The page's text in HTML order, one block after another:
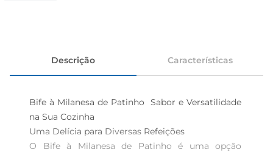
Descrição Características
Bife à Milanesa de Patinho  Sabor e Versatilidade
na Sua Cozinha
Uma Delícia para Diversas Refeições
O Bife à Milanesa de Patinho é uma opção